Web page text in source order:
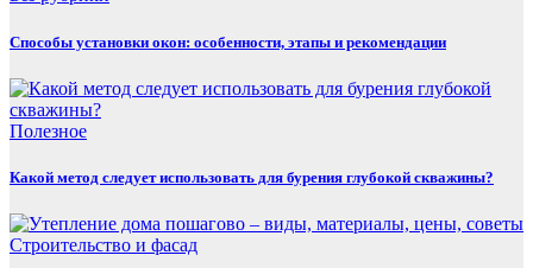
Способы установки окон: особенности, этапы и рекомендации
Полезнoe
Какой метод следует использовать для бурения глубокой скважины?
Строительство и фасад